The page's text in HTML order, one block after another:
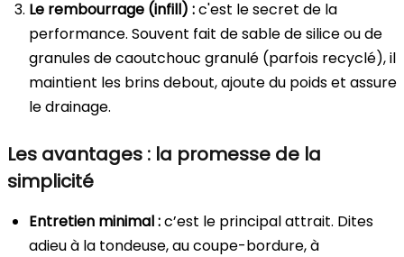
Le rembourrage (infill) :c'est le secret de la
performance. Souvent fait de sable de silice ou de
granules de caoutchouc granulé (parfois recyclé), il
maintient les brins debout, ajoute du poids et assure
le drainage.
Les avantages : la promesse de la
simplicité
Entretien minimal :c’est le principal attrait. Dites
adieu à la tondeuse, au coupe-bordure, à